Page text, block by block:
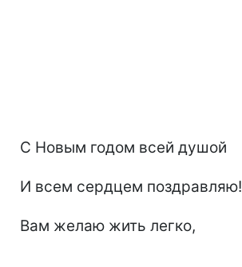
С Новым годом всей душой
И всем сердцем поздравляю!
Вам желаю жить легко,